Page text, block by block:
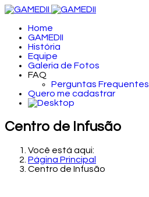
Home
GAMEDII
História
Equipe
Galeria de Fotos
FAQ
Perguntas Frequentes
Quero me cadastrar
Centro de Infusão
Você está aqui:
Página Principal
Centro de Infusão